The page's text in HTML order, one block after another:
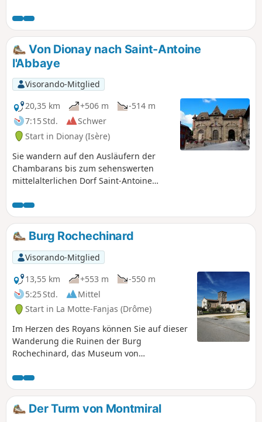
Von Dionay nach Saint-Antoine
l'Abbaye
Visorando-Mitglied
20,35 km
+506 m
-514 m
7:15 Std.
Schwer
Start in Dionay (Isère)
Sie wandern auf den Ausläufern der
Chambarans bis zum sehenswerten
mittelalterlichen Dorf Saint-Antoine
Sie haben ständig einen schönen Blick
auf die nördliche Barriere des Vercors.
Die einzige Schwierigkeit ist die hohe
Kilometerzahl.
Burg Rochechinard
Visorando-Mitglied
13,55 km
+553 m
-550 m
5:25 Std.
Mittel
Start in La Motte-Fanjas (Drôme)
Im Herzen des Royans können Sie auf dieser
Wanderung die Ruinen der Burg
Rochechinard, das Museum von
schöne Aussicht auf die Hügel des Royans
und die Berge des Vercors entdecken.
Der Turm von Montmiral